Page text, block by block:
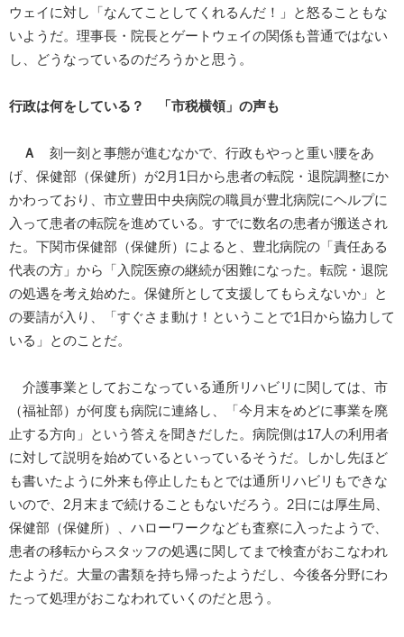
ウェイに対し「なんてことしてくれるんだ！」と怒ることもな
いようだ。理事長・院長とゲートウェイの関係も普通ではない
し、どうなっているのだろうかと思う。
行政は何をしている？ 「市税横領」の声も
Ａ
刻一刻と事態が進むなかで、行政もやっと重い腰をあ
げ、保健部（保健所）が2月1日から患者の転院・退院調整にか
かわっており、市立豊田中央病院の職員が豊北病院にヘルプに
入って患者の転院を進めている。すでに数名の患者が搬送され
た。下関市保健部（保健所）によると、豊北病院の「責任ある
代表の方」から「入院医療の継続が困難になった。転院・退院
の処遇を考え始めた。保健所として支援してもらえないか」と
の要請が入り、「すぐさま動け！ということで1日から協力して
いる」とのことだ。
介護事業としておこなっている通所リハビリに関しては、市
（福祉部）が何度も病院に連絡し、「今月末をめどに事業を廃
止する方向」という答えを聞きだした。病院側は17人の利用者
に対して説明を始めているといっているそうだ。しかし先ほど
も書いたように外来も停止したもとでは通所リハビリもできな
いので、2月末まで続けることもないだろう。2日には厚生局、
保健部（保健所）、ハローワークなども査察に入ったようで、
患者の移転からスタッフの処遇に関してまで検査がおこなわれ
たようだ。大量の書類を持ち帰ったようだし、今後各分野にわ
たって処理がおこなわれていくのだと思う。